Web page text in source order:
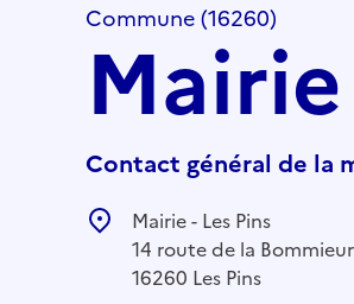
Commune (16260)
Contact général de la
Mairie - Les Pins
14 route de la
16260 Les Pins